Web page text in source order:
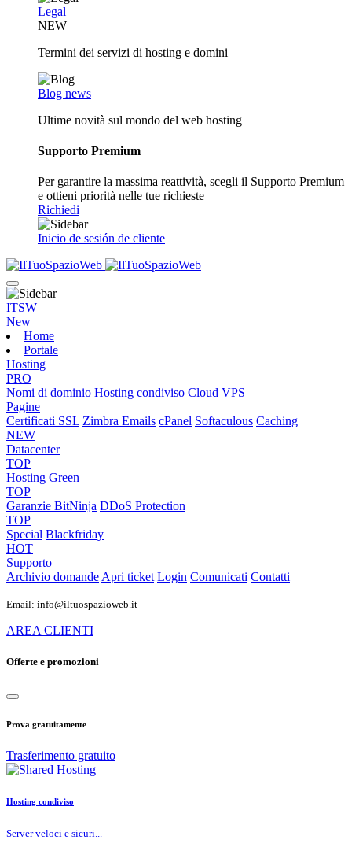
Legal
NEW
Termini dei servizi di hosting e domini
Blog news
Ultime novità sul mondo del web hosting
Supporto Premium
Per garantire la massima reattività, scegli il Supporto Premium
e ottieni priorità nelle tue richieste
Richiedi
Inicio de sesión de cliente
ITSW
New
Home
Portale
Hosting
PRO
Nomi di dominio Hosting condiviso Cloud VPS
Pagine
Certificati SSL Zimbra Emails cPanel Softaculous Caching
NEW
Datacenter
TOP
Hosting Green
TOP
Garanzie BitNinja DDoS Protection
TOP
Special Blackfriday
HOT
Supporto
Archivio domandeApri ticket Login Comunicati Contatti
Email: info@iltuospazioweb.it
AREA CLIENTI
Offerte e promozioni
Prova gratuitamente
Trasferimento gratuito
Hosting condiviso
Server veloci e sicuri...